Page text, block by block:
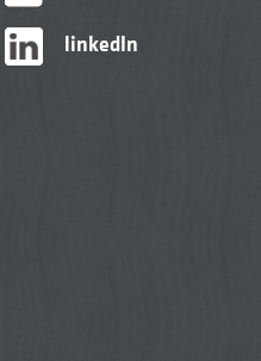
linkedIn